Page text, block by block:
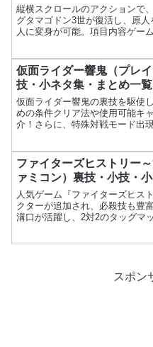
縦横スクロールのアクションで
グタマゴドン3世が復活し、原
人に変身が可能。項目内容ゲー
仮面ライダー響鬼（プレ
技・小ネタ集・まとめ一覧
仮面ライダー響鬼の裏技を駆使
めの条件クリア法や使用可能キ
介！さらに、特殊対戦モード出
ファイターズヒストリー
ァミコン）裏技・小技・
人気ゲーム『ファイターズヒス
クターが追加され、必殺技も豊
溝口が活躍し、2対2のタッグマ
スポン